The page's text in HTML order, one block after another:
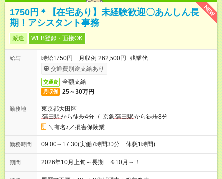
NEW
1750円＊【在宅あり】未経験歓迎〇あんしん長
期！アシスタント事務
派遣 WEB登録・面接OK
給与
時給1750円 月収例 262,500円+残業代
交通費別途支給あり
交通費 全額支給
月収例 25～30万円
勤務地
東京都大田区
蒲田駅から徒歩4分 / 京急 蒲田駅から徒歩8分
＼有名♪／損害保険業
勤務時間 09:00～17:30(実働7時間30分 休憩1時間)
期間 2026年10月上旬～長期 ※10月～！